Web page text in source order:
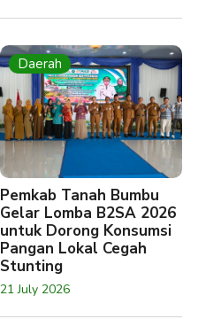
Daerah
Pemkab Tanah Bumbu
Gelar Lomba B2SA 2026
untuk Dorong Konsumsi
Pangan Lokal Cegah
Stunting
21 July 2026